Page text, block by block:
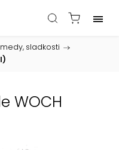
sladkosti /
WOCH